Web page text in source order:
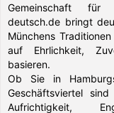
Gemeinschaft für
deutsch.de bringt
Münchens
auf Ehrlichkeit,
basieren.
Ob Sie in
Geschäftsviertel
Aufrichtigkeit,